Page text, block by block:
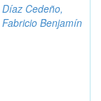
Díaz Cedeño,
Fabricio Benjamín